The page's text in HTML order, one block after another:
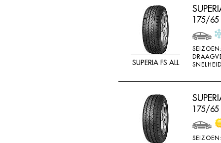
SUPERIA FS ALL
175/65
175/65